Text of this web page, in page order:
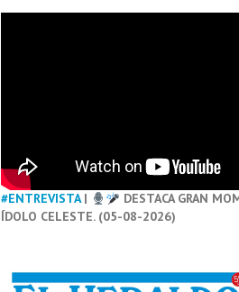
#ENTREVISTA|
DESTACA GRAN
ÍDOLO CELESTE. (05-08-2026)